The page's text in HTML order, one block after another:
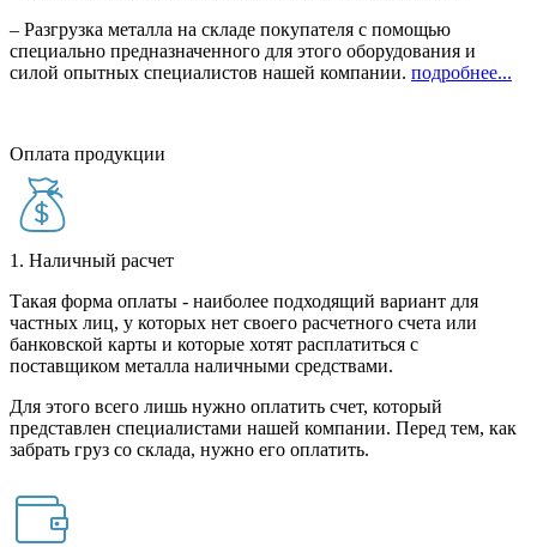
– Разгрузка металла на складе покупателя с помощью
специально предназначенного для этого оборудования и
силой опытных специалистов нашей компании. подробнее...
Оплата продукции
1. Наличный расчет
Такая форма оплаты - наиболее подходящий вариант для
частных лиц, у которых нет своего расчетного счета или
банковской карты и которые хотят расплатиться с
поставщиком металла наличными средствами.
Для этого всего лишь нужно оплатить счет, который
представлен специалистами нашей компании. Перед тем, как
забрать груз со склада, нужно его оплатить.